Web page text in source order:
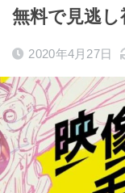
無料で見逃
2020年4月27日